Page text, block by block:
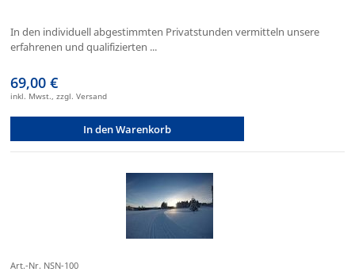
In den individuell abgestimmten Privatstunden vermitteln unsere
erfahrenen und qualifizierten ...
69,00 €
inkl. Mwst., zzgl. Versand
In den Warenkorb
Art.-Nr. NSN-100